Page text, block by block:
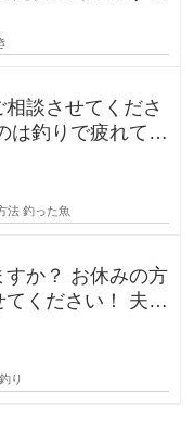
談させてくださ
は釣りで疲れてい
法 釣った魚
すか？ お休みの方
ください！ 夫曰
釣り